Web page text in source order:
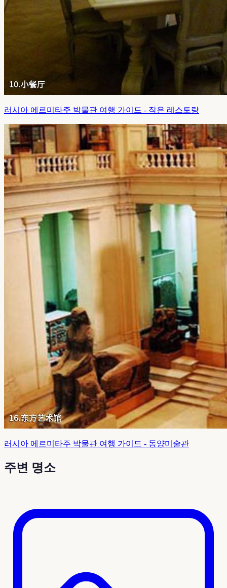
러시아 에르미타주 박물관 여행 가이드 - 작은 레스토랑
러시아 에르미타주 박물관 여행 가이드 - 동양미술관
주변 명소